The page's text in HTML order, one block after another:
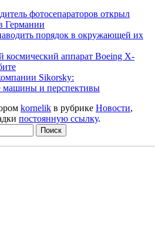
фотосепараторов открыл
Германии
порядок в окружающей их
космический аппарат Boeing X-
Sikorsky:
машины и перспективы
kornelik в рубрике Новости,
постоянную ссылку.